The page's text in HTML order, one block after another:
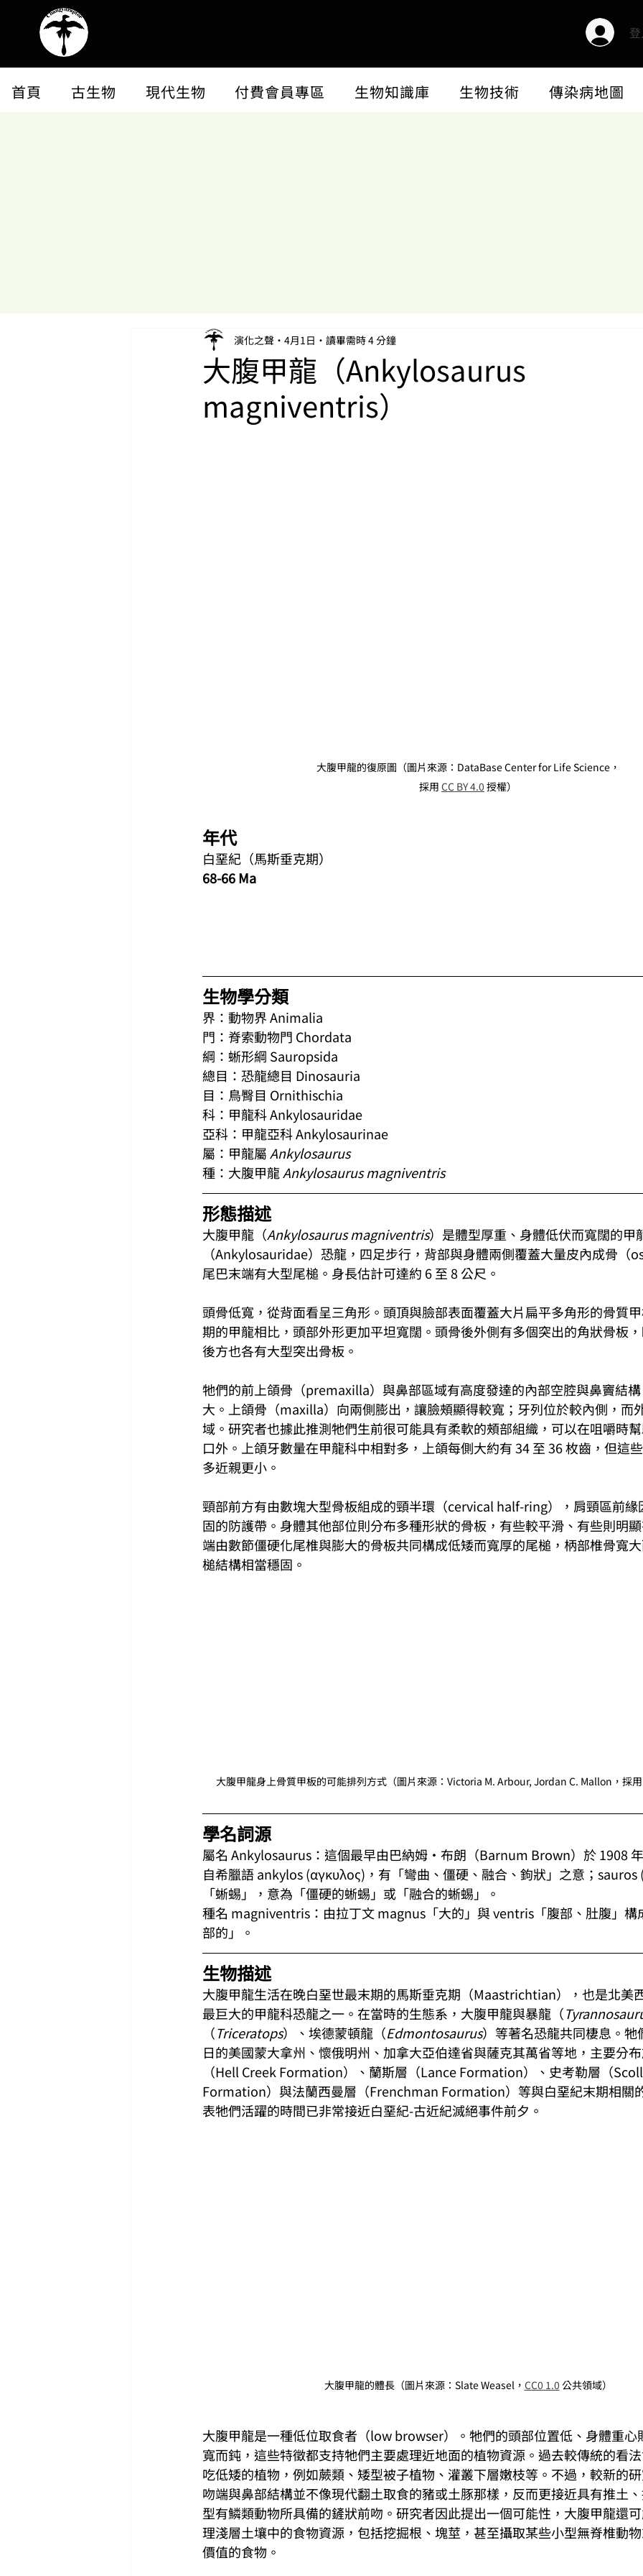
首頁 古生物 現代生物 付費會員專區 生物知識庫 生物技術 傳染病地圖
大腹甲龍（Ankylosaurus
magniventris）
演化之聲 4月1日 讀畢需時 4 分鐘
大腹甲龍的復原圖（圖片來源：DataBase Center for Life Science，
採用 CC BY 4.0 授權）
年代
白堊紀（馬斯垂克期）
68-66 Ma
生物學分類
界：動物界 Animalia
門：脊索動物門 Chordata
綱：蜥形綱 Sauropsida
總目：恐龍總目 Dinosauria
目：鳥臀目 Ornithischia
科：甲龍科 Ankylosauridae
亞科：甲龍亞科 Ankylosaurinae
屬：甲龍屬 Ankylosaurus
種：大腹甲龍 Ankylosaurus magniventris
形態描述
大腹甲龍（Ankylosaurus magniventris）是體型厚重、身體低伏而寬闊的甲
（Ankylosauridae）恐龍，四足步行，背部與身體兩側覆蓋大量皮內成骨（
尾巴末端有大型尾槌。身長估計可達約 6 至 8 公尺。
頭骨低寬，從背面看呈三角形。頭頂與臉部表面覆蓋大片扁平多角形的骨質
期的甲龍相比，頭部外形更加平坦寬闊。頭骨後外側有多個突出的角狀骨板
後方也各有大型突出骨板。
牠們的前上頜骨（premaxilla）與鼻部區域有高度發達的內部空腔與鼻竇結
大。上頜骨（maxilla）向兩側膨出，讓臉頰顯得較寬；牙列位於較內側，而
域。研究者也據此推測牠們生前很可能具有柔軟的頰部組織，可以在咀嚼時
口外。上頜牙數量在甲龍科中相對多，上頜每側大約有 34 至 36 枚齒，但這
多近親更小。
頸部前方有由數塊大型骨板組成的頸半環（cervical half-ring），肩頸區前緣
固的防護帶。身體其他部位則分布多種形狀的骨板，有些較平滑、有些則明
端由數節僵硬化尾椎與膨大的骨板共同構成低矮而寬厚的尾槌，柄部椎骨寬
槌結構相當穩固。
大腹甲龍身上骨質甲板的可能排列方式（圖片來源：Victoria M. Arbour, Jordan C. Mallon，採用
學名詞源
屬名 Ankylosaurus：這個最早由巴納姆·布朗（Barnum Brown）於 1908
自希臘語 ankylos (αγκυλος)，有「彎曲、僵硬、融合、鉤狀」之意；sauros
「蜥蜴」，意為「僵硬的蜥蜴」或「融合的蜥蜴」。
種名 magniventris：由拉丁文 magnus「大的」與 ventris「腹部、肚腹」構
部的」。
生物描述
大腹甲龍生活在晚白堊世最末期的馬斯垂克期（Maastrichtian），也是北美
最巨大的甲龍科恐龍之一。在當時的生態系，大腹甲龍與暴龍（
（Triceratops）、埃德蒙頓龍（Edmontosaurus）等著名恐龍共同棲息。牠
日的美國蒙大拿州、懷俄明州、加拿大亞伯達省與薩克其萬省等地，主要分
（Hell Creek Formation）、蘭斯層（Lance Formation）、史考勒層（
Formation）與法蘭西曼層（Frenchman Formation）等與白堊紀末期相關
表牠們活躍的時間已非常接近白堊紀-古近紀滅絕事件前夕。
大腹甲龍的體長（圖片來源：Slate Weasel， CC0 1.0 公共領域）
大腹甲龍是一種低位取食者（low browser）。牠們的頭部位置低、身體重心
寬而鈍，這些特徵都支持牠們主要處理近地面的植物資源。過去較傳統的看
吃低矮的植物，例如蕨類、矮型被子植物、灌叢下層嫩枝等。不過，較新的
吻端與鼻部結構並不像現代翻土取食的豬或土豚那樣，反而更接近具有推土
型有鱗類動物所具備的鏟狀前吻。研究者因此提出一個可能性，大腹甲龍還
理淺層土壤中的食物資源，包括挖掘根、塊莖，甚至攝取某些小型無脊椎動
價值的食物。